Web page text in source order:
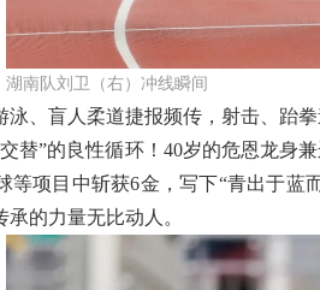
湖南队刘卫（右）冲线瞬间
泳、盲人柔道捷报频传，射击、
替”的良性循环！40岁的危恩龙身
等项目中斩获6金，写下“青出于
的力量无比动人。